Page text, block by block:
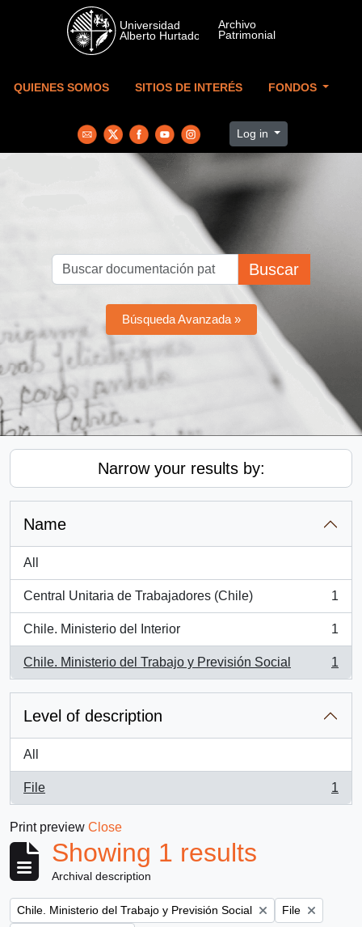
Skip to main content
QUIENES SOMOS SITIOS DE INTERÉS FONDOS
Log in
Buscar
Búsqueda Avanzada »
Narrow your results by:
Name
All
Central Unitaria de Trabajadores (Chile)
, 1 results
1
Chile. Ministerio del Interior
, 1 results
1
Chile. Ministerio del Trabajo y Previsión Social
, 1 results
1
Level of description
All
File
, 1 results
1
Print preview Close
Showing 1 results
Archival description
Remove filter:
Chile. Ministerio del Trabajo y Previsión Social Remove filter:
File